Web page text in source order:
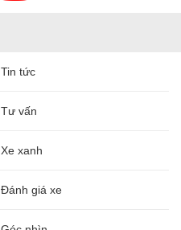
Tin tức
Tư vấn
Xe xanh
Đánh giá xe